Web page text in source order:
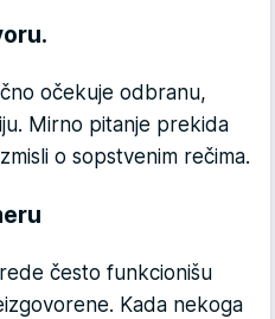
očekuje odbranu,
Mirno pitanje prekida
o sopstvenim rečima.
često funkcionišu
Kada nekoga